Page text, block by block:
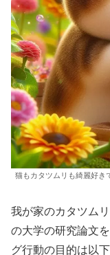
猫もカタツムリも綺麗好き
我が家のカタツム
の大学の研究論文
グ行動の目的は以